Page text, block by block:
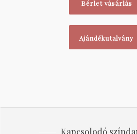
Bérlet vásárlás
Ajándékutalvány
Kapcsolodó